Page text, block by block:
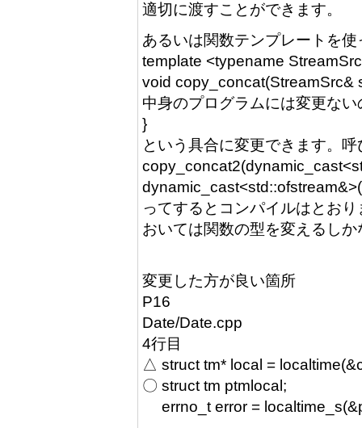
適切に渡すことができます。
あるいは関数テンプレートを使
template <typename
void copy_concat(StreamSrc&
中身のプログラムには変更ない
}
という具合に変更できます。
ってするとコンパイルはとお
おいては関数の型を変えるし
変更した方が良い箇所
P16
Date/Date.cpp
4行目
△ struct tm* local = localtime(&
〇 struct tm ptmlocal;
errno_t error =